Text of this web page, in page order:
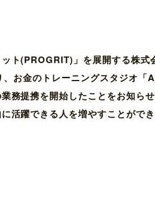
ト(PROGRIT)」を展開する株
、お金のトレーニングスタジオ
務提携を開始したことをお知ら
活躍できる人を増やすことがで